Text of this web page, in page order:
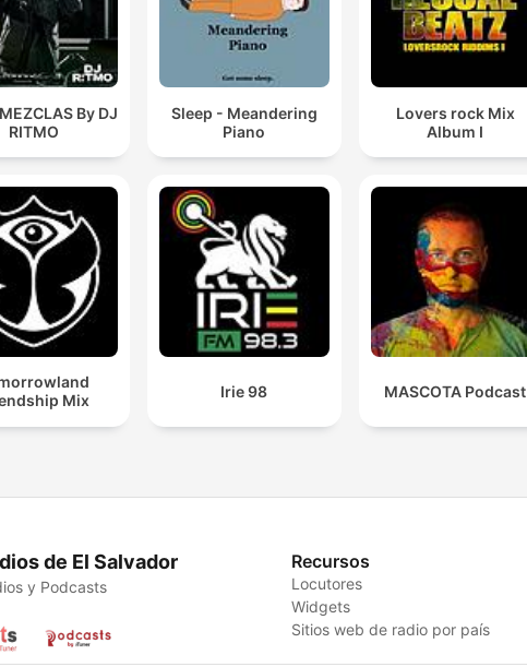
By DJ
RITMO
Sleep - Meandering
Piano
Lovers rock Mix
Album I
Mix
Irie 98 MASCOTA Podcast
de El Salvador
y Podcasts
Recursos
Locutores
Widgets
Sitios web de radio por país